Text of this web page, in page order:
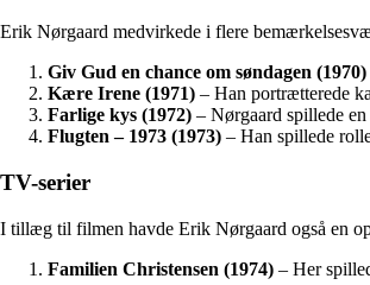
Erik Nørgaard medvirkede i flere
Giv Gud en chance om søndagen (1970)
Kære Irene (1971) – Han portrætterede
Farlige kys (1972) – Nørgaard spillede
Flugten – 1973 (1973) – Han spillede
TV-serier
I tillæg til filmen havde Erik Nørgaard også en
Familien Christensen (1974) – Her